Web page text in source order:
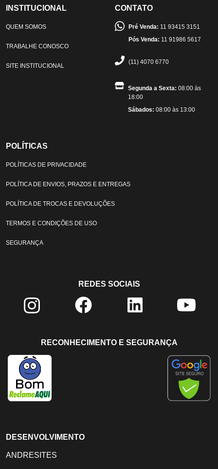
INSTITUCIONAL
QUEM SOMOS
TRABALHE CONOSCO
SITE INSTITUCIONAL
CONTATO
Pré Venda: 11 93415 3151
Pós Venda: 11 91986 5617
(11) 4070 6770
Segunda a Sexta: 08:00 às
18:00
Sábados: 08:00 às 13:00
POLÍTICAS
POLÍTICAS DE PRIVACIDADE
POLÍTICA DE ENVIOS, PRAZOS E ENTREGAS
POLÍTICA DE TROCAS E DEVOLUÇÕES
TERMOS E CONDIÇÕES DE USO
SEGURANÇA
REDES SOCIAIS
RECONHECIMENTO E SEGURANÇA
DESENVOLVIMENTO
ANDRESITES